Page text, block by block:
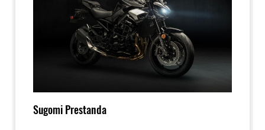
Sugomi Prestanda